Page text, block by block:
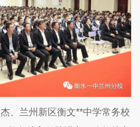
、兰州新区衡文**中学常务校